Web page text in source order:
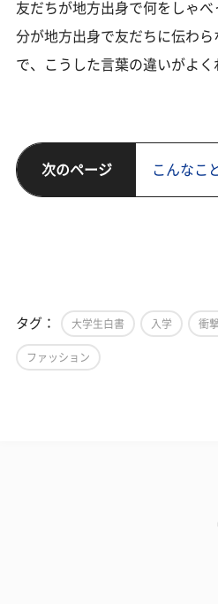
友だちが地方出身で何をしゃ
分が地方出身で友だちに伝わ
で、こうした言葉の違いがよく
次のページ こんなこ
タグ： 大学生白書 入学 衝撃
ファッション